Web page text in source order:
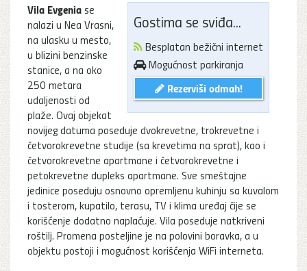
Gostima se sviđa...
Besplatan bežični internet
Mogućnost parkiranja
Rezerviši odmah!
Vila Evgeniase
nalazi u Nea Vrasni,
na ulasku u mesto,
u blizini benzinske
stanice, a na oko
250 metara
udaljenosti od
plaže. Ovaj objekat
novijeg datuma poseduje dvokrevetne, trokrevetne i
četvorokrevetne studije (sa krevetima na sprat), kao i
četvorokrevetne apartmane i četvorokrevetne i
petokrevetne dupleks apartmane. Sve smeštajne
jedinice poseduju osnovno opremljenu kuhinju sa kuvalom
i tosterom, kupatilo, terasu, TV i klima uređaj čije se
korišćenje dodatno naplaćuje. Vila poseduje natkriveni
roštilj. Promena posteljine je na polovini boravka, a u
objektu postoji i mogućnost korišćenja WiFi interneta.